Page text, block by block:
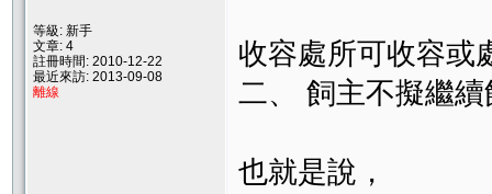
等級: 新手
文章: 4
註冊時間: 2010-12-22
最近來訪: 2013-09-08
離線
收容處所可收容或
二、 飼主不擬繼
也就是說，